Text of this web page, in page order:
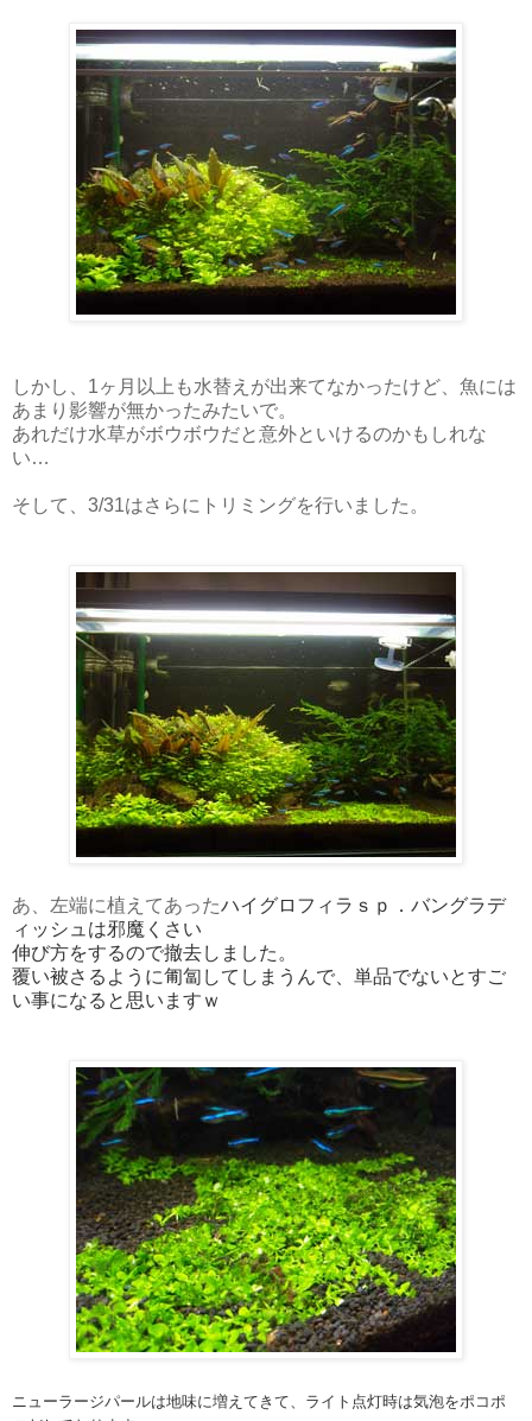
しかし、1ヶ月以上も水替えが出来てなかったけど、魚には
あまり影響が無かったみたいで。
あれだけ水草がボウボウだと意外といけるのかもしれな
い…
そして、3/31はさらにトリミングを行いました。
あ、左端に植えてあったハイグロフィラｓｐ．バングラデ
ィッシュは邪魔くさい
伸び方をするので撤去しました。
覆い被さるように匍匐してしまうんで、単品でないとすご
い事になると思いますｗ
ニューラージパールは地味に増えてきて、ライト点灯時は気泡をポコポ